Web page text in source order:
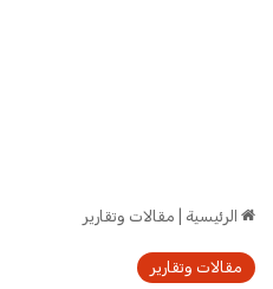
الرئيسية مقالات وتقارير
مقالات وتقارير